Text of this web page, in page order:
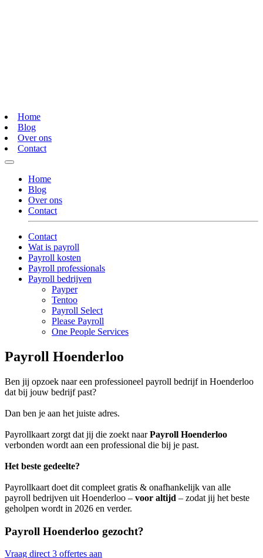
Home
Blog
Over ons
Contact
Home
Blog
Over ons
Contact
Contact
Wat is payroll
Payroll kosten
Payroll professionals
Payroll bedrijven
Payper
Tentoo
Payroll Select
Please Payroll
One People Services
Payroll Hoenderloo
Ben jij opzoek naar een professioneel payroll bedrijf in Hoenderloo
dat bij jouw bedrijf past?
Dan ben je aan het juiste adres.
Payrollkaart zorgt dat jij die zoekt naarPayroll Hoenderloo
verbonden wordt aan een professional die bij je past.
Het beste gedeelte?
Payrollkaart doet dit compleet gratis & onafhankelijk van alle
payroll bedrijven uit Hoenderloo – voor altijd – zodat jij het beste
geholpen wordt in 2026 en verder.
Payroll Hoenderloo gezocht?
Vraag direct 3 offertes aan